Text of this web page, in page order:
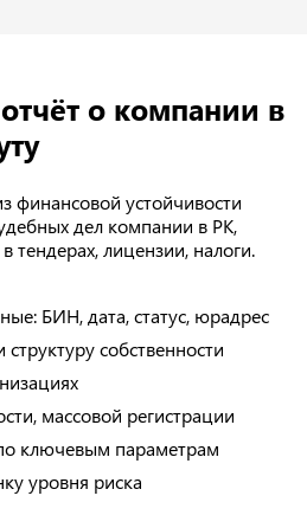
о компании в
финансовой устойчивости
дел компании в РК,
тендерах, лицензии, налоги.
БИН, дата, статус, юрадрес
собственности
массовой регистрации
ключевым параметрам
уровня риска